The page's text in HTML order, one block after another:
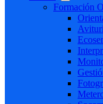
Formación